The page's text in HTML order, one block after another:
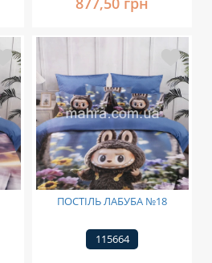
ПОСТІЛЬ ЛАБУБА №18
115664